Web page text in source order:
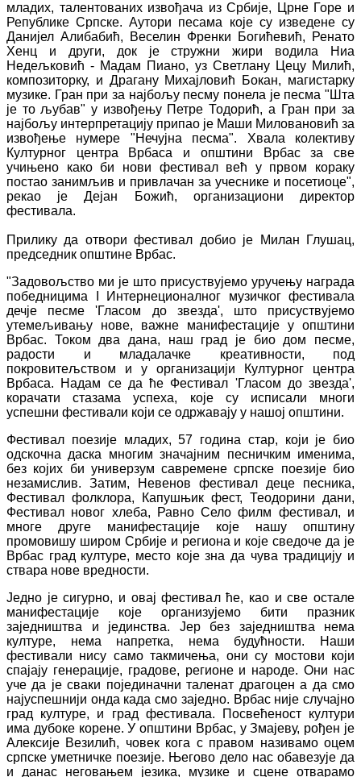
младих, талентованих извођача из Србије, Црне Горе и
Републике Српске. Аутори песама које су изведене су
Данијел Алибабић, Веселин Френки Богићевић, Ренато
Хенц и други, док је стружни жири водила Ниа
Недељковић - Мадам Пиано, уз Светлану Цецу Милић,
композиторку, и Драгану Михајловић Бокан, магистарку
музике. Гран при за најбољу песму понела је песма "Шта
је то љубав" у извођењу Петре Тодорић, а Гран при за
најбољу интерпретацију припао је Маши Миловановић за
извођење нумере "Нечујна песма". Хвала колективу
Културног центра Врбаса и општини Врбас за све
учињено како би нови фестивал већ у првом кораку
постао занимљив и привлачан за учеснике и посетиоце",
рекао је Дејан Божић, организациони директор
фестивала.
Прилику да отвори фестивал добио је Милан Глушац,
председник општине Врбас.
"Задовољство ми је што присуствујемо уручењу награда
победницима I Интернеционалног музичког фестивала
дечје песме 'Гласом до звезда', што присуствујемо
утемељивању нове, важне манифестације у општини
Врбас. Током два дана, наш град је био дом песме,
радости и младалачке креативности, под
покровитељством и у организацији Културног центра
Врбаса. Надам се да ће Фестивал 'Гласом до звезда',
корачати стазама успеха, које су исписали многи
успешни фестивали који се одржавају у нашој општини.
Фестивал поезије младих, 57 година стар, који је био
одскочна даска многим значајним песничким именима,
без којих би универзум савремене српске поезије био
незамислив. Затим, Невенов фестивал деце песника,
Фестивал фолклора, Капушњик фест, Теодорини дани,
Фестивал новог хлеба, Равно Село филм фестивал, и
многe другe манифестације које нашу општину
промовишу широм Србије и региона и које сведоче да је
Врбас град културе, место које зна да чува традицију и
ствара нове вредности.
Једно је сигурно, и овај фестивал ће, као и све остале
манифестације које организујемо бити празник
заједништва и јединства. Јер без заједништва нема
културе, нема напретка, нема будућности. Наши
фестивали нису само такмичења, они су мостови који
спајају генерације, градове, регионе и народе. Они нас
уче да је сваки појединачни таленат драгоцен а да смо
најуспешнији онда када смо заједно. Врбас није случајно
град културе, и град фестивала. Посвећеност култури
има дубоке корене. У општини Врбас, у Змајеву, рођен је
Алексије Везилић, човек кога с правом називамо оцем
српске уметничке поезије. Његово дело нас обавезује да
и данас неговaњем језика, музике и сцене отварамо